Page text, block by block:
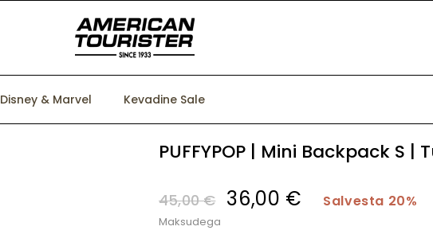
Disney & Marvel Kevadine Sale
PUFFYPOP | Mini Backpack S |
45,00 € 36,00 € Salvesta 20%
Maksudega